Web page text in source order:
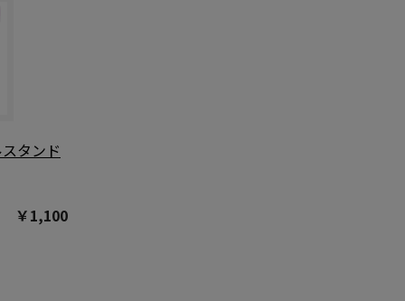
スタンド
￥1,100